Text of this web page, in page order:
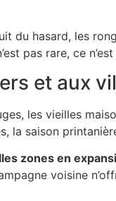
du hasard, les
pas rare, ce
et aux
les vieilles
la saison
zones en
voisine